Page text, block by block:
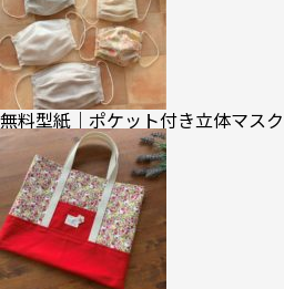
無料型紙｜ポケット付き立体マスク